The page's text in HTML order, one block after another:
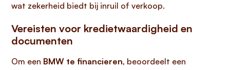
wat zekerheid biedt bij inruil of verkoop.
Vereisten voor kredietwaardigheid en
documenten
Om een BMW te financieren, beoordeelt een